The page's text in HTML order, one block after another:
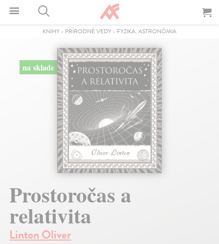
KNIHY - PRÍRODNÉ VEDY - FYZIKA, ASTRONÓMIA
na sklade
Prostoročas a
relativita
Linton Oliver